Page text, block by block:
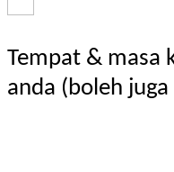
Tempat & masa
anda (boleh